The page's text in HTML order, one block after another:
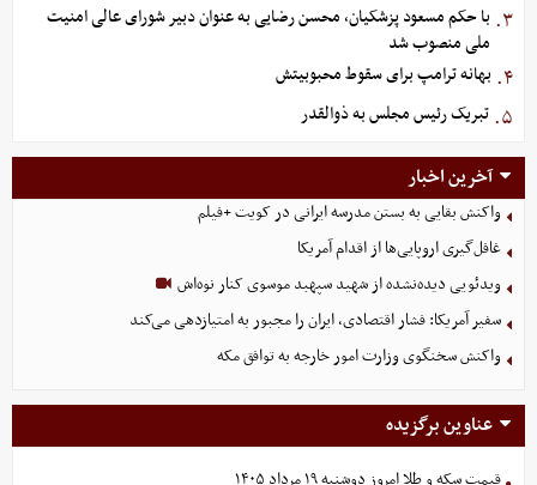
۳. با حکم مسعود پزشکیان، محسن رضایی به عنوان دبیر شورای عالی امنیت
ملی منصوب شد
۴. بهانه ترامپ برای سقوط محبوبیتش
۵. تبریک رئیس مجلس به ذوالقدر
آخرین اخبار
واکنش بقایی به بستن مدرسه ایرانی در کویت +فیلم
غافل‌گیری اروپایی‌ها از اقدام آمریکا
ویدئویی دیده‌نشده از شهید سپهبد موسوی کنار نوه‌اش
سفیر آمریکا: فشار اقتصادی، ایران را مجبور به امتیازدهی می‌کند
واکنش سخنگوی وزارت امور خارجه به توافق مکه
عناوین برگزیده
قیمت سکه و طلا امروز دوشنبه ۱۹ مرداد ۱۴۰۵